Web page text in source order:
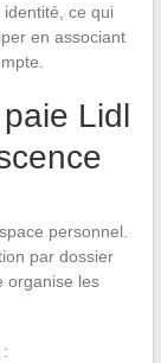
ce qui
en associant
Lidl
personnel.
par dossier
organise les